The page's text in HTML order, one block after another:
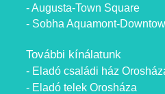
- Augusta-Town Square
- Sobha Aquamont-
További kínálatunk
- Eladó családi ház
- Eladó telek Orosháza